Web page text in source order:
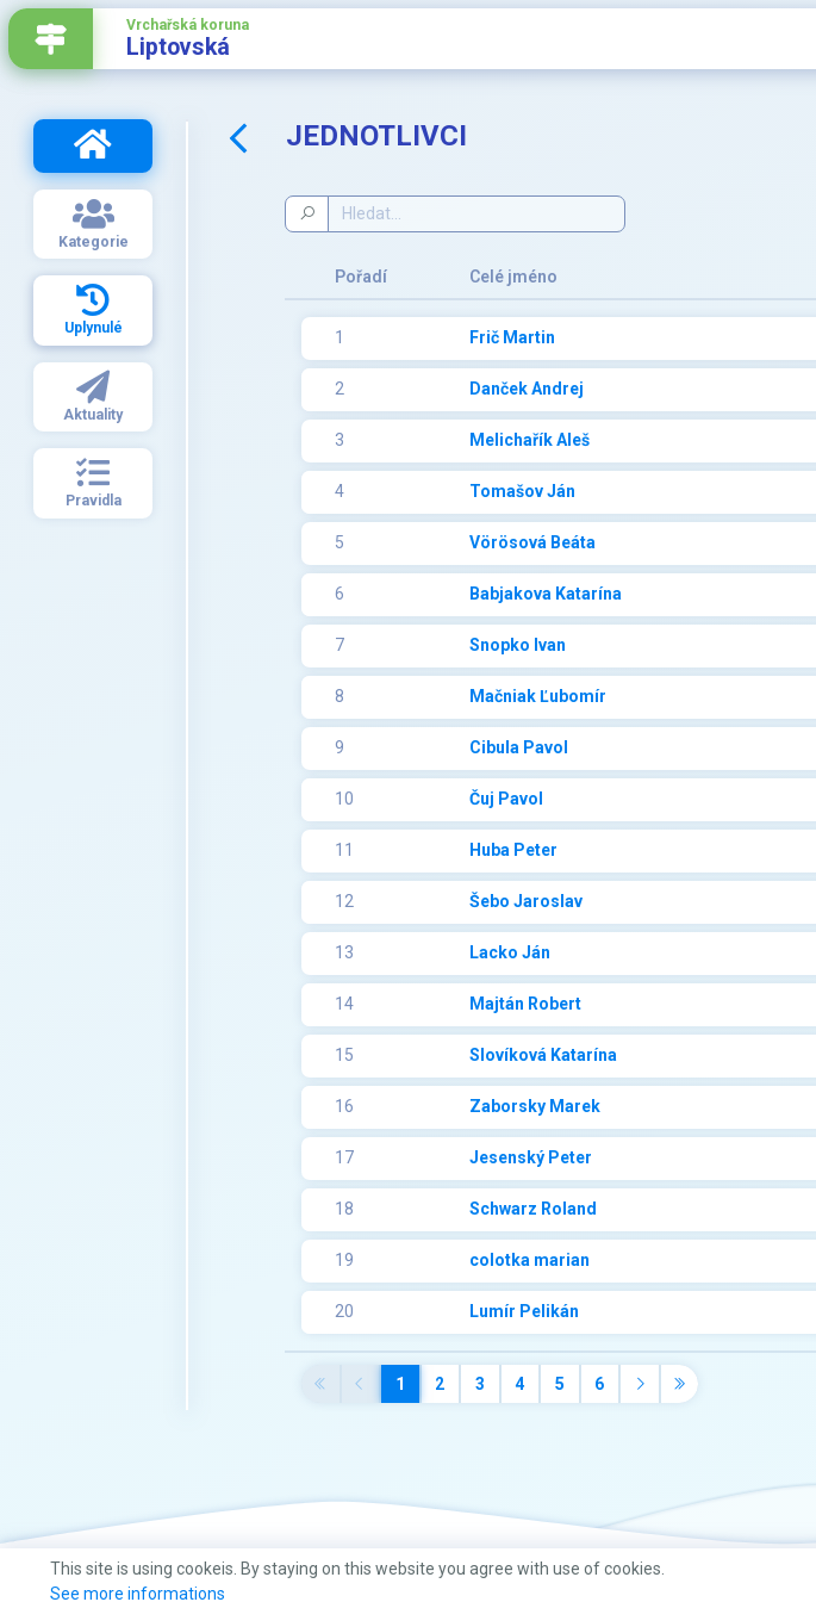
Vrchařská koruna
Liptovská
Kategorie
Uplynulé
Aktuality
Pravidla
JEDNOTLIVCI
Pořadí Celé jméno
1 Frič Martin
2 Danček Andrej
3 Melichařík Aleš
4 Tomašov Ján
5 Vörösová Beáta
6 Babjakova Katarína
7 Snopko Ivan
8 Mačniak Ľubomír
9 Cibula Pavol
10 Čuj Pavol
11 Huba Peter
12 Šebo Jaroslav
13 Lacko Ján
14 Majtán Robert
15 Slovíková Katarína
16 Zaborsky Marek
17 Jesenský Peter
18 Schwarz Roland
19 colotka marian
20 Lumír Pelikán
1 2 3 4 5 6
This site is using cookeis. By staying on this website you agree with use of cookies.
See more informations